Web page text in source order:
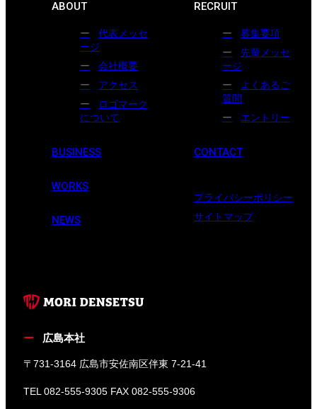
ABOUT
代表メッセ
ージ
会社概要
アクセス
ロゴマーク
について
BUSINESS
WORKS
NEWS
RECRUIT
募集要項
先輩メッセ
ージ
よくあるご
質問
エントリー
CONTACT
プライバシーポリシー
サイトマップ
広島本社
〒731-3164 広島市安佐南区伴東 7-21-41
TEL 082-555-9305 FAX 082-555-9306